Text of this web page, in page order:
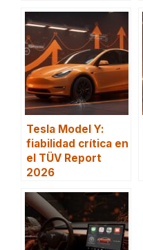
Tesla Model Y:
fiabilidad crítica en
el TÜV Report
2026